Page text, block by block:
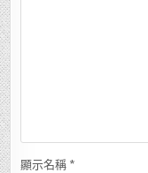
顯示名稱 *